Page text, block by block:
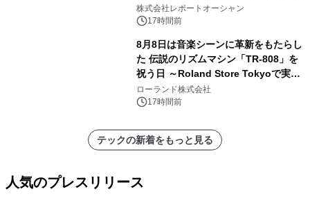
ー需要が成長を牽引
株式会社レポートオーシャン
17時間前
8月8日は音楽シーンに革新をもたらし
た 伝説のリズムマシン「TR-808」を
祝う日 ～Roland Store Tokyoで実機
を展示しての 記念キャンペーンを開
催 英国ラジオ「NTS」の 特別プログ
アーティストを フィーチャーしたアニ
メーションを公開～
ローランド株式会社
17時間前
テックの新着をもっと見る
人気のプレスリリース